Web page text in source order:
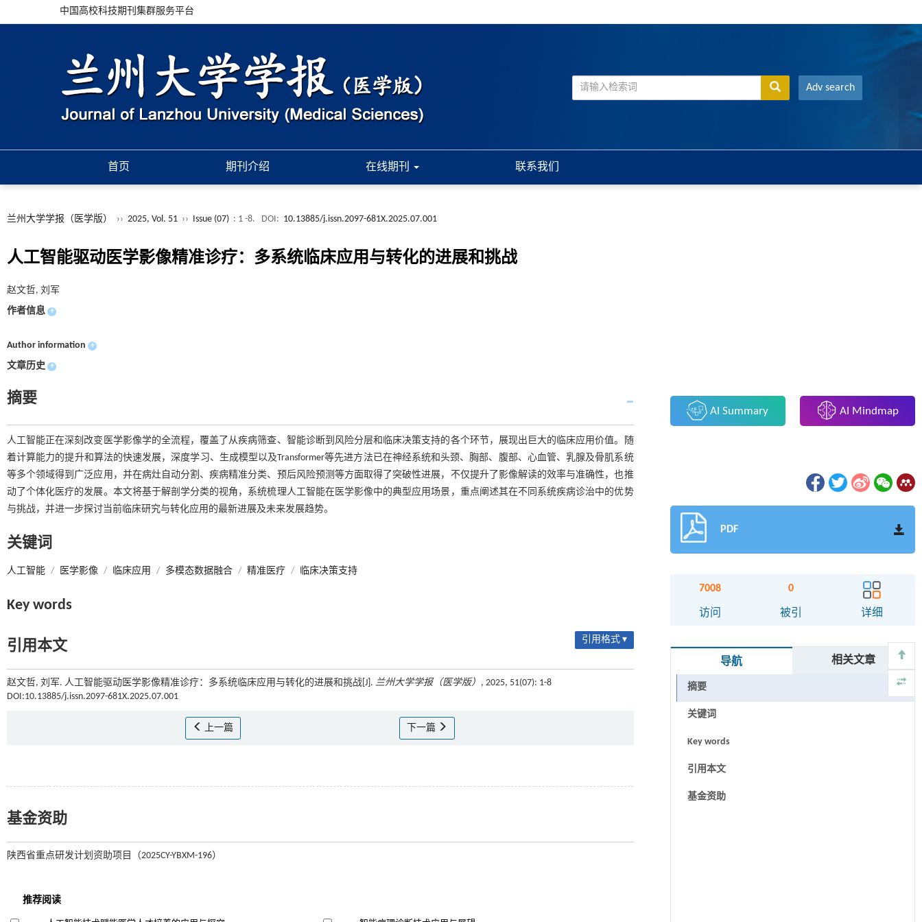
中国高校科技期刊集群服务平台
Adv search
首页 期刊介绍 在线期刊 联系我们
兰州大学学报（医学版） ›› 2025, Vol. 51 ›› Issue (07) : 1 -8. DOI: 10.13885/j.issn.2097-681X.2025.07.001
人工智能驱动医学影像精准诊疗：多系统临床应用与转化的进展和挑战
赵文哲, 刘军
作者信息 +
Author information +
文章历史 +
摘要
人工智能正在深刻改变医学影像学的全流程，覆盖了从疾病筛查、智能诊断到风险分层和临床决策支持的各个环节，展现出巨大的临床应用价值。随
着计算能力的提升和算法的快速发展，深度学习、生成模型以及Transformer等先进方法已在神经系统和头颈、胸部、腹部、心血管、乳腺及骨肌系统
等多个领域得到广泛应用，并在病灶自动分割、疾病精准分类、预后风险预测等方面取得了突破性进展，不仅提升了影像解读的效率与准确性，也推
动了个体化医疗的发展。本文将基于解剖学分类的视角，系统梳理人工智能在医学影像中的典型应用场景，重点阐述其在不同系统疾病诊治中的优势
与挑战，并进一步探讨当前临床研究与转化应用的最新进展及未来发展趋势。
关键词
人工智能 / 医学影像 / 临床应用 / 多模态数据融合 / 精准医疗 / 临床决策支持
Key words
引用本文 引用格式 ▾
赵文哲, 刘军. 人工智能驱动医学影像精准诊疗：多系统临床应用与转化的进展和挑战[J]. 兰州大学学报（医学版） , 2025, 51(07): 1-8
DOI:10.13885/j.issn.2097-681X.2025.07.001
上一篇 下一篇
基金资助
陕西省重点研发计划资助项目（2025CY-YBXM-196）
AI Summary AI Mindmap
PDF
7008
访问
0
被引 详细
导航 相关文章
摘要
关键词
Key words
引用本文
基金资助